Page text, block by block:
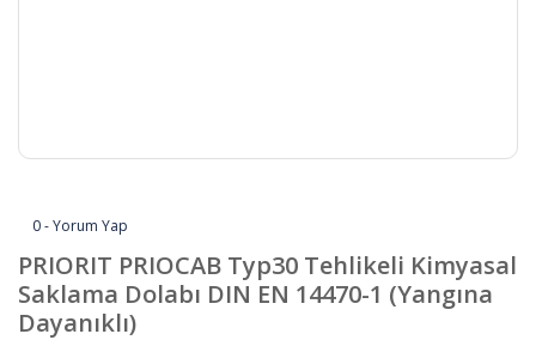
0 - Yorum Yap
PRIORIT PRIOCAB Typ30 Tehlikeli Kimyasal
Saklama Dolabı DIN EN 14470-1 (Yangına
Dayanıklı)